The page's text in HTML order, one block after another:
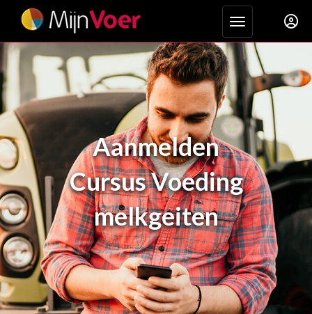
Toggle
Aanmelden
Cursus Voeding
melkgeiten